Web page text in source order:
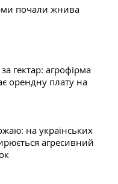
почали жнива
гектар: агрофірма
орендну плату на
на українських
агресивний